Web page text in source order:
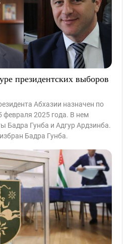
президентских выборов
Абхазии назначен по
февраля 2025 года. В нем
Бадра Гунба и Адгур Ардзинба.
Бадра Гунба.